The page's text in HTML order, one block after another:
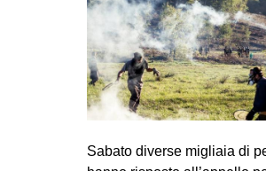
STUDENTI TSUNAMI
ZAM
MILANO
MOBILITAZIONI
SPORT POPOLARE
Sabato diverse migliaia di